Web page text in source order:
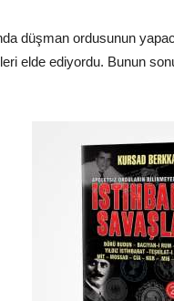
düşman ordusunun
elde ediyordu. Bunun